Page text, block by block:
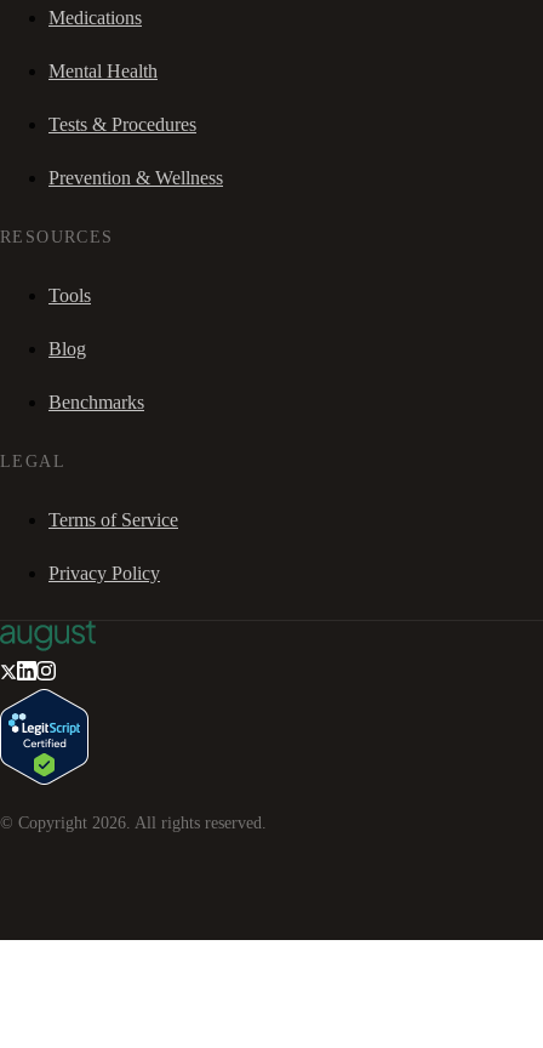
Medications
Mental Health
Tests & Procedures
Prevention & Wellness
RESOURCES
Tools
Blog
Benchmarks
LEGAL
Terms of Service
Privacy Policy
© Copyright 2026 . All rights reserved.